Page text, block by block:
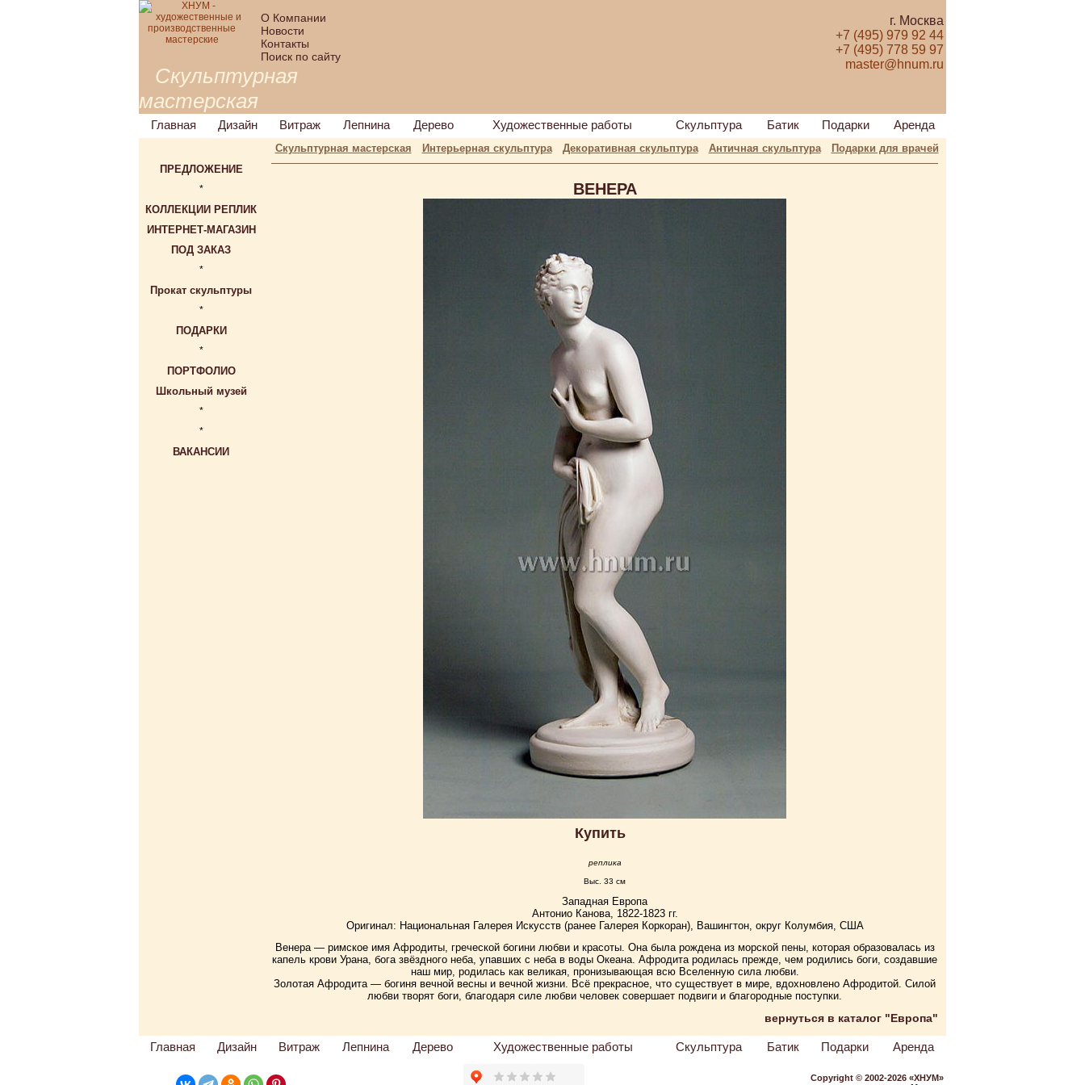
О Компании
Новости
Контакты
Поиск по сайту
г. Москва
+7 (495) 979 92 44
+7 (495) 778 59 97
master@hnum.ru
Скульптурная
мастерская
Главная Дизайн Витраж Лепнина Дерево Художественные работы Скульптура Батик Подарки Аренда
Скульптурная мастерская Интерьерная скульптура Декоративная скульптура Античная скульптура
Подарки для врачей
ПРЕДЛОЖЕНИЕ
*
КОЛЛЕКЦИИ РЕПЛИК
ИНТЕРНЕТ-МАГАЗИН
ПОД ЗАКАЗ
*
Прокат скульптуры
*
ПОДАРКИ
*
ПОРТФОЛИО
Школьный музей
*
*
ВАКАНСИИ
ВЕНЕРА
Купить
реплика
Выс. 33 см
Западная Европа
Антонио Канова, 1822-1823 гг.
Оригинал: Национальная Галерея Искусств (ранее Галерея Коркоран), Вашингтон, округ Колумбия, США
Венера — римское имя Афродиты, греческой богини любви и красоты. Она была рождена из морской пены, которая образовалась из
капель крови Урана, бога звёздного неба, упавших с неба в воды Океана. Афродита родилась прежде, чем родились боги, создавшие
наш мир, родилась как великая, пронизывающая всю Вселенную сила любви.
Золотая Афродита — богиня вечной весны и вечной жизни. Всё прекрасное, что существует в мире, вдохновлено Афродитой. Силой
любви творят боги, благодаря силе любви человек совершает подвиги и благородные поступки.
вернуться в каталог "Европа"
Главная Дизайн Витраж Лепнина Дерево Художественные работы Скульптура Батик Подарки Аренда
Copyright © 2002-2026 «ХНУМ»